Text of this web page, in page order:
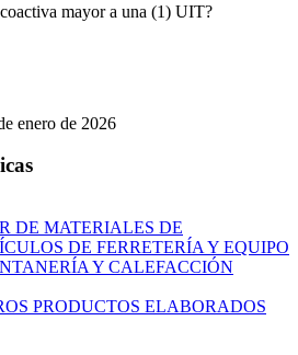
mayor a una (1) UIT?
enero de 2026
DE MATERIALES DE
DE FERRETERÍA Y EQUIPO
Y CALEFACCIÓN
PRODUCTOS ELABORADOS